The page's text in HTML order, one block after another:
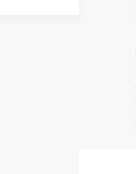
次世代赤外線